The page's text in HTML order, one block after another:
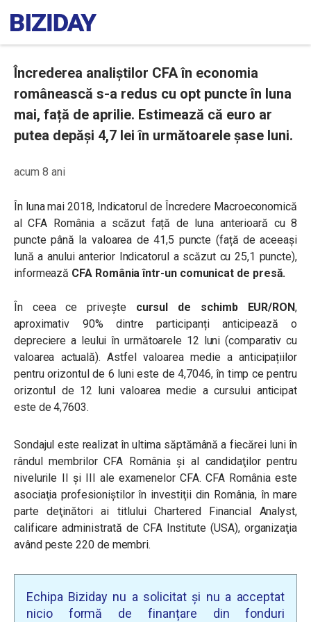
Încrederea analiştilor CFA în economia
românească s-a redus cu opt puncte în luna
mai, față de aprilie. Estimează că euro ar
putea depăşi 4,7 lei în următoarele şase luni.
acum 8 ani
În luna mai 2018, Indicatorul de Încredere Macroeconomică
al CFA România a scăzut față de luna anterioară cu 8
puncte până la valoarea de 41,5 puncte (față de aceeași
lună a anului anterior Indicatorul a scăzut cu 25,1 puncte),
informează CFA România într-un comunicat de presă.
În ceea ce privește cursul de schimb EUR/RON,
aproximativ 90% dintre participanți anticipează o
depreciere a leului în următoarele 12 luni (comparativ cu
valoarea actuală). Astfel valoarea medie a anticipațiilor
pentru orizontul de 6 luni este de 4,7046, în timp ce pentru
orizontul de 12 luni valoarea medie a cursului anticipat
este de 4,7603.
Sondajul este realizat în ultima săptămână a fiecărei luni în
rândul membrilor CFA România şi al candidaţilor pentru
nivelurile II şi III ale examenelor CFA. CFA România este
asociaţia profesioniştilor în investiţii din România, în mare
parte deţinători ai titlului Chartered Financial Analyst,
calificare administrată de CFA Institute (USA), organizaţia
având peste 220 de membri.
Echipa Biziday nu a solicitat și nu a acceptat
nicio formă de finanțare din fonduri